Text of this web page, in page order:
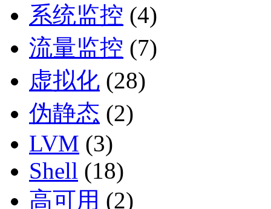
系统监控 (4)
流量监控 (7)
虚拟化 (28)
伪静态 (2)
LVM (3)
Shell (18)
高可用 (2)